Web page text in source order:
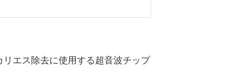
エス除去に使用する超音波チップ